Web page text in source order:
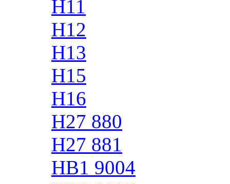
H11
H12
H13
H15
H16
H27 880
H27 881
HB1 9004